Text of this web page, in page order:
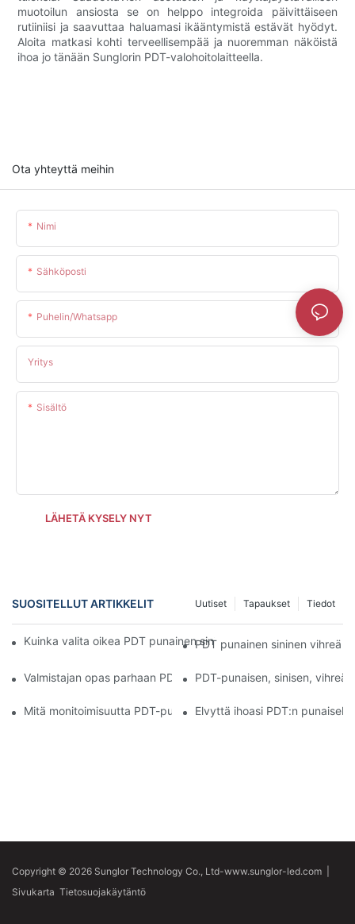
muotoilun ansiosta se on helppo integroida päivittäiseen
rutiiniisi ja saavuttaa haluamasi ikääntymistä estävät hyödyt.
Aloita matkasi kohti terveellisempää ja nuoremman näköistä
ihoa jo tänään Sunglorin PDT-valohoitolaitteella.
Ota yhteyttä meihin
Nimi
Sähköposti
Puhelin/whatsapp
Yritys
Sisältö
LÄHETÄ KYSELY NYT
SUOSITELLUT ARTIKKELIT Tiedot
Tapaukset
Uutiset
Kuinka valita oikea PDT punainen sininen vihreä keltainen LED-
PDT punainen sininen vihreä
Valmistajan opas parhaan PDT-punaisen, sinisen, vihreän ja
PDT-punaisen, sinisen,
Mitä monitoimisuutta PDT-punaisessa, sinisessä, vihreässä ja
Elvyttä ihoasi PDT:n
Copyright © 2026 Sunglor Technology Co., Ltd-www.sunglor-led.com
Sivukarta Tietosuojakäytäntö